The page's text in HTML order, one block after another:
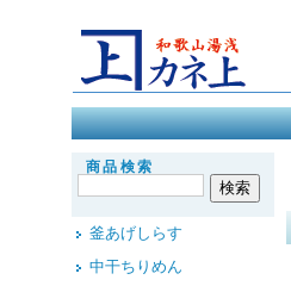
商品検索
釜あげしらす
中干ちりめん